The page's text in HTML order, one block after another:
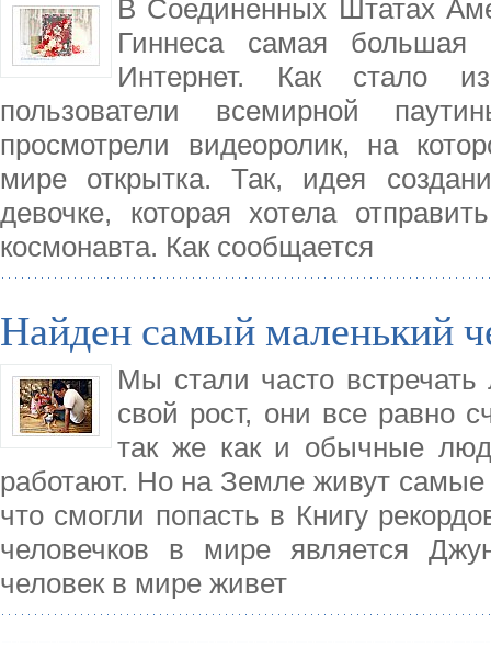
В Соединенных Штатах
Гиннеса самая большая
Интернет. Как стало
пользователи всемирной
просмотрели видеоролик, на
мире открытка. Так, идея
девочке, которая хотела
космонавта. Как сообщается
Найден самый маленький
Мы стали часто
свой рост, они все равно
так же как и обычные
работают. Но на Земле живут
что смогли попасть в Книгу
человечков в мире является
человек в мире живет